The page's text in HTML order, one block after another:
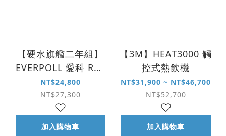
【硬水旗艦二年組】
EVERPOLL 愛科 RO-
900G 直出 RO 淨水系
統｜閃耀白
NT$24,800
NT$27,300
加入購物車
【3M】HEAT3000 觸
控式熱飲機
NT$31,900 ~ NT$46,700
NT$52,700
加入購物車